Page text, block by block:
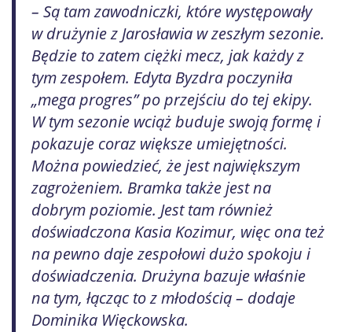
– Są tam zawodniczki, które występowały
w drużynie z Jarosławia w zeszłym sezonie.
Będzie to zatem ciężki mecz, jak każdy z
tym zespołem. Edyta Byzdra poczyniła
„mega progres” po przejściu do tej ekipy.
W tym sezonie wciąż buduje swoją formę i
pokazuje coraz większe umiejętności.
Można powiedzieć, że jest największym
zagrożeniem. Bramka także jest na
dobrym poziomie. Jest tam również
doświadczona Kasia Kozimur, więc ona też
na pewno daje zespołowi dużo spokoju i
doświadczenia. Drużyna bazuje właśnie
na tym, łącząc to z młodością – dodaje
Dominika Więckowska.